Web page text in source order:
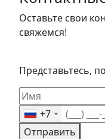
Оставьте свои
свяжемся!
Представьтесь,
+7
Отправить